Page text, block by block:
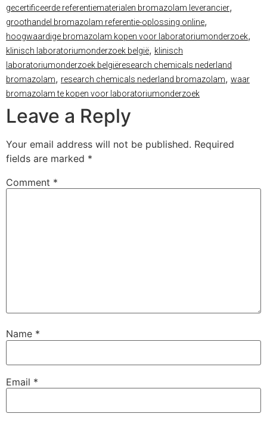
gecertificeerde referentiematerialen bromazolam leverancier,
groothandel bromazolam referentie-oplossing online,
hoogwaardige bromazolam kopen voor laboratoriumonderzoek,
klinisch laboratoriumonderzoek belgië, klinisch
laboratoriumonderzoek belgiëresearch chemicals nederland
bromazolam, research chemicals nederland bromazolam, waar
bromazolam te kopen voor laboratoriumonderzoek
Leave a Reply
Your email address will not be published. Required
fields are marked *
Comment *
Name *
Email *